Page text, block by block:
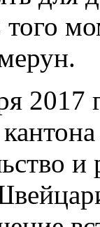
2017
и